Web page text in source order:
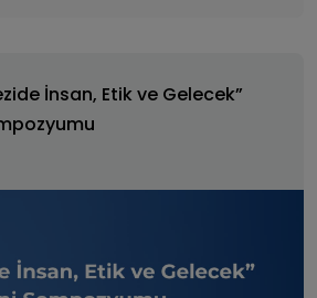
İnsan, Etik ve Gelecek”